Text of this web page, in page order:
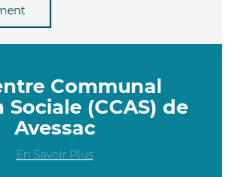
Communal
(CCAS) de
Avessac
En Savoir Plus